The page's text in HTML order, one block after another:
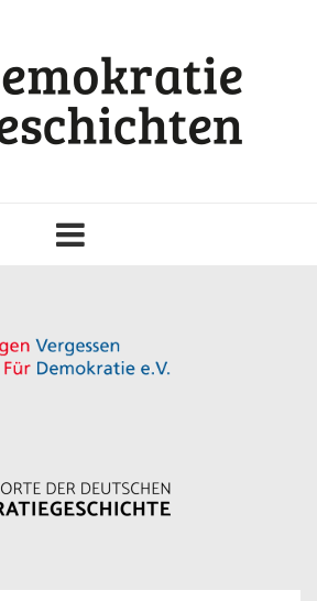
navigation